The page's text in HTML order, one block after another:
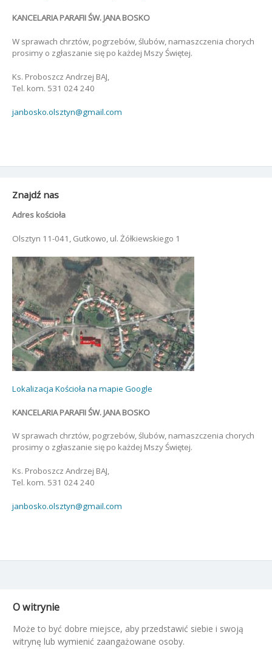
KANCELARIA PARAFII ŚW. JANA BOSKO
W sprawach chrztów, pogrzebów, ślubów, namaszczenia chorych
prosimy o zgłaszanie się po każdej Mszy Świętej.
Ks. Proboszcz Andrzej BAJ,
Tel. kom. 531 024 240
janbosko.olsztyn@gmail.com
Znajdź nas
Adres kościoła
Olsztyn 11-041, Gutkowo, ul. Żółkiewskiego 1
Lokalizacja Kościoła na mapie Google
KANCELARIA PARAFII ŚW. JANA BOSKO
W sprawach chrztów, pogrzebów, ślubów, namaszczenia chorych
prosimy o zgłaszanie się po każdej Mszy Świętej.
Ks. Proboszcz Andrzej BAJ,
Tel. kom. 531 024 240
janbosko.olsztyn@gmail.com
O witrynie
Może to być dobre miejsce, aby przedstawić siebie i swoją
witrynę lub wymienić zaangażowane osoby.